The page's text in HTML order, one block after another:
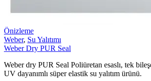
Önizleme
Weber, Su Yalıtımı
Weber Dry PUR Seal
Weber dry PUR Seal Poliüretan esaslı, tek
UV dayanımlı süper elastik su yalıtım ürünü.